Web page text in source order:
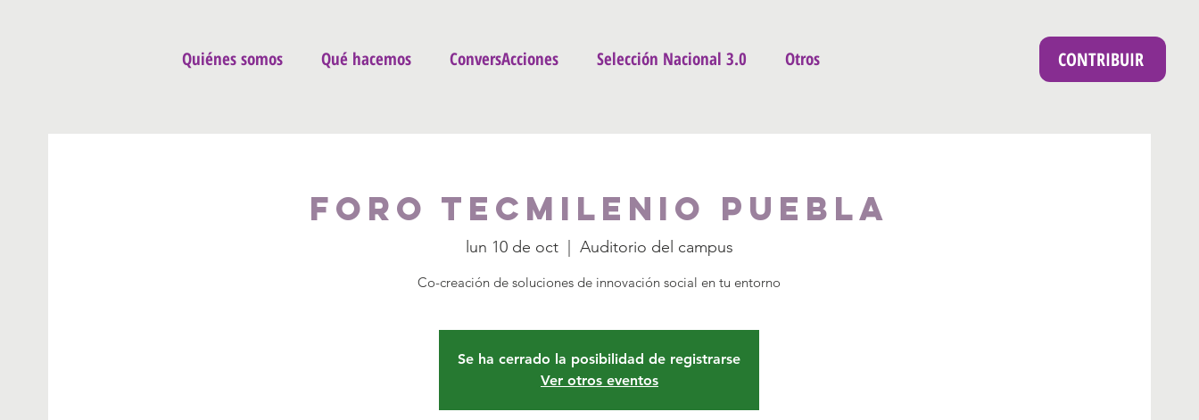
Quiénes somos Qué hacemos ConversAcciones Selección Nacional 3.0 Otros CONTRIBUIR
Foro Tecmilenio Puebla
lun 10 de oct
  |
Auditorio del campus
Co-creación de soluciones de innovación social en tu entorno
Se ha cerrado la posibilidad de registrarse
Ver otros eventos